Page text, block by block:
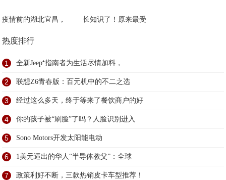
疫情前的湖北宜昌， 长知识了！原来最受
热度排行
1 全新Jeep⁺指南者为生活尽情加料，
2 联想Z6青春版：百元机中的不二之选
3 经过这么多天，终于等来了餐饮商户的好
4 你的孩子被“刷脸”了吗？人脸识别进入
5 Sono Motors开发太阳能电动
6 1美元逼出的华人“半导体教父”：全球
7 政策利好不断，三款热销皮卡车型推荐！